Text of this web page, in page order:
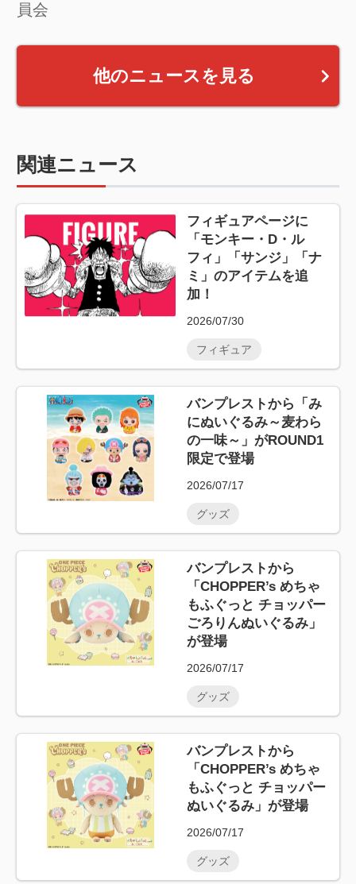
員会
他のニュースを見る
関連ニュース
フィギュアページに
「モンキー・D・ル
フィ」「サンジ」「ナ
ミ」のアイテムを追
加！
2026/07/30
フィギュア
バンプレストから「み
にぬいぐるみ～麦わら
の一味～」がROUND1
限定で登場
2026/07/17
グッズ
バンプレストから
「CHOPPER’s めちゃ
もふぐっと チョッパー
ごろりんぬいぐるみ」
が登場
2026/07/17
グッズ
バンプレストから
「CHOPPER’s めちゃ
もふぐっと チョッパー
ぬいぐるみ」が登場
2026/07/17
グッズ